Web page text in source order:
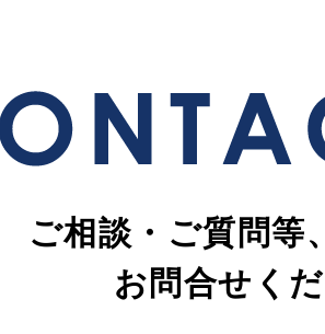
ご相談・ご質問等
お問合せく